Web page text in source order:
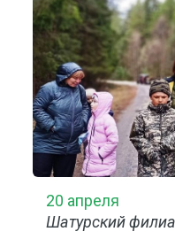
20 апреля
Шатурский